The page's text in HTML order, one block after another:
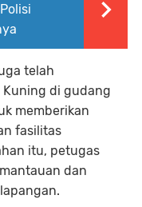
telah
di gudang
memberikan
fasilitas
itu, petugas
dan